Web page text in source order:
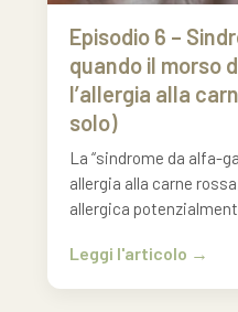
Episodio 6 –
quando il morso
l’allergia alla
solo)
La “sindrome da alfa-
allergia alla carne
allergica
Leggi l'articolo